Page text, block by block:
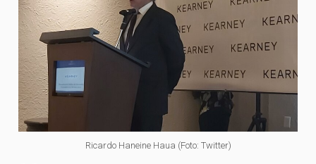
Ricardo Haneine Haua (Foto: Twitter)